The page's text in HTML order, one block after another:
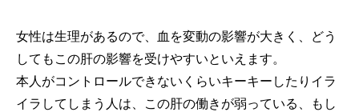
女性は生理があるので、血を変動の影響が大きく、どう
してもこの肝の影響を受けやすいといえます。
本人がコントロールできないくらいキーキーしたりイラ
イラしてしまう人は、この肝の働きが弱っている、もし